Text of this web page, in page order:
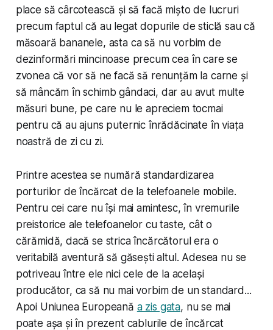
place să cârcotească și să facă mișto de lucruri
precum faptul că au legat dopurile de sticlă sau că
măsoară bananele, asta ca să nu vorbim de
dezinformări mincinoase precum cea în care se
zvonea că vor să ne facă să renunțăm la carne și
să mâncăm în schimb gândaci, dar au avut multe
măsuri bune, pe care nu le apreciem tocmai
pentru că au ajuns puternic înrădăcinate în viața
noastră de zi cu zi.
Printre acestea se numără standardizarea
porturilor de încărcat de la telefoanele mobile.
Pentru cei care nu își mai amintesc, în vremurile
preistorice ale telefoanelor cu taste, cât o
cărămidă, dacă se strica încărcătorul era o
veritabilă aventură să găsești altul. Adesea nu se
potriveau între ele nici cele de la același
producător, ca să nu mai vorbim de un standard...
Apoi Uniunea Europeană a zis gata, nu se mai
poate așa și în prezent cablurile de încărcat